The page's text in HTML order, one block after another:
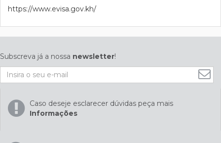
https://www.evisa.gov.kh/
Subscreva já a nossa newsletter!
Caso deseje esclarecer dúvidas peça mais
Informações